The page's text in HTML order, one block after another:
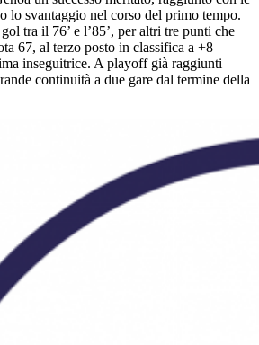
lo svantaggio nel corso del primo tempo.
tra il 76’ e l’85’, per altri tre punti che
67, al terzo posto in classifica a +8
inseguitrice. A playoff già raggiunti
continuità a due gare dal termine della